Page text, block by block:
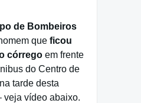
de Bombeiros
que ficou
córrego em frente
do Centro de
na tarde desta
veja vídeo abaixo.